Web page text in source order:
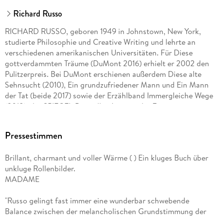
Richard Russo
RICHARD RUSSO, geboren 1949 in Johnstown, New York,
studierte Philosophie und Creative Writing und lehrte an
verschiedenen amerikanischen Universitäten. Für Diese
gottverdammten Träume (DuMont 2016) erhielt er 2002 den
Pulitzerpreis. Bei DuMont erschienen außerdem Diese alte
Sehnsucht (2010), Ein grundzufriedener Mann und Ein Mann
der Tat (beide 2017) sowie der Erzählband Immergleiche Wege
(2018), der SPIEGEL-Bestseller Jenseits der Erwartungen
Pressestimmen
Brillant, charmant und voller Wärme ( ) Ein kluges Buch über
unkluge Rollenbilder.
MADAME
"Russo gelingt fast immer eine wunderbar schwebende
Balance zwischen der melancholischen Grundstimmung der